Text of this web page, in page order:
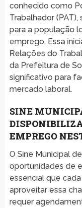
conhecido como
Trabalhador
para a população
emprego. Essa
Relações do
da Prefeitura de
significativo para
mercado laboral.
SINE
DISPONIBILIZA
EMPREGO
O Sine Municipal
oportunidades de
essencial que
aproveitar essa
requer